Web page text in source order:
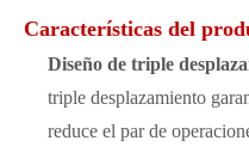
Características del
Diseño de triple
triple desplazamiento
reduce el par de